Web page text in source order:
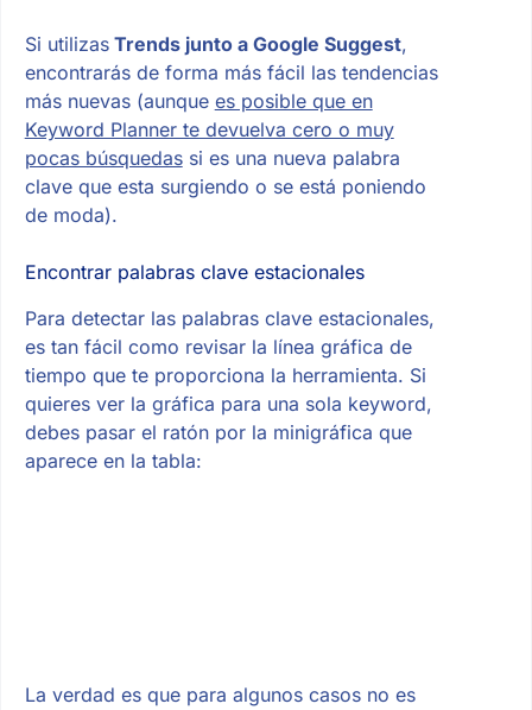
Si utilizasTrends junto a Google Suggest,
encontrarás de forma más fácil las tendencias
más nuevas (aunque es posible que en
Keyword Planner te devuelva cero o muy
pocas búsquedassi es una nueva palabra
clave que esta surgiendo o se está poniendo
de moda).
Encontrar palabras clave estacionales
Para detectar las palabras clave estacionales,
es tan fácil como revisar la línea gráfica de
tiempo que te proporciona la herramienta. Si
quieres ver la gráfica para una sola keyword,
debes pasar el ratón por la minigráfica que
aparece en la tabla:
La verdad es que para algunos casos no es